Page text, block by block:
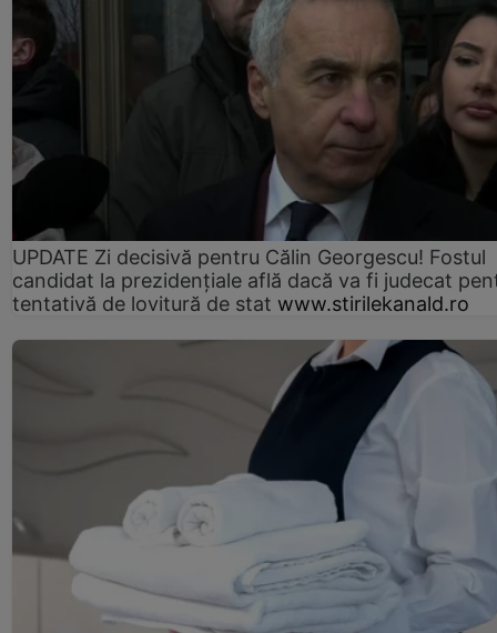
UPDATE Zi decisivă pentru Călin Georgescu! Fostul
candidat la prezidențiale află dacă va fi judecat
tentativă de lovitură de stat www.stirilekanald.ro